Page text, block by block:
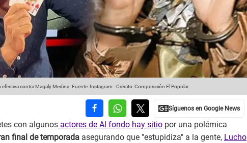
contra Magaly Medina. Fuente: Instagram -Crédito: Composición El Popular
con algunos actores de Al fondo hay sitio por una polémica
final de temporada asegurando que "estupidiza" a la gente, Lucho